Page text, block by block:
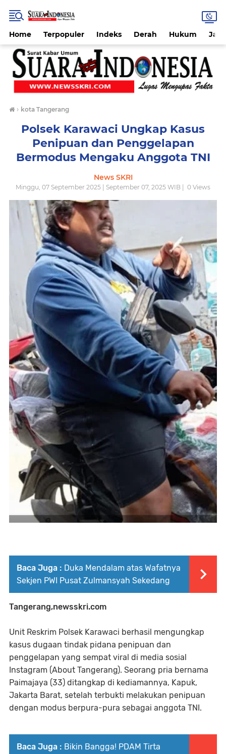
Home Terpopuler Indeks Derah Hukum
› kota Tangerang
Polsek Karawaci Ungkap Kasus
Penipuan dan Penggelapan
Bermodus Mengaku Anggota TNI
News SKRI
Minggu, 07 September 2025 | September 07, 2025 WIB | 0 Views
Baca Juga : Duka Mendalam atas Wafatnya
Sekjen PWI Pusat Zulmansyah Sekedang
Tangerang,newsskri.com
Unit Reskrim Polsek Karawaci berhasil mengungkap
kasus dugaan tindak pidana penipuan dan
penggelapan yang sempat viral di media sosial
Instagram (About Tangerang). Seorang pria bernama
Paimajaya (33) ditangkap di kediamannya, Kapuk,
Jakarta Barat, setelah terbukti melakukan penipuan
dengan modus berpura-pura sebagai anggota TNI.
Baca Juga : Bikin Bangga! PDAM Tirta